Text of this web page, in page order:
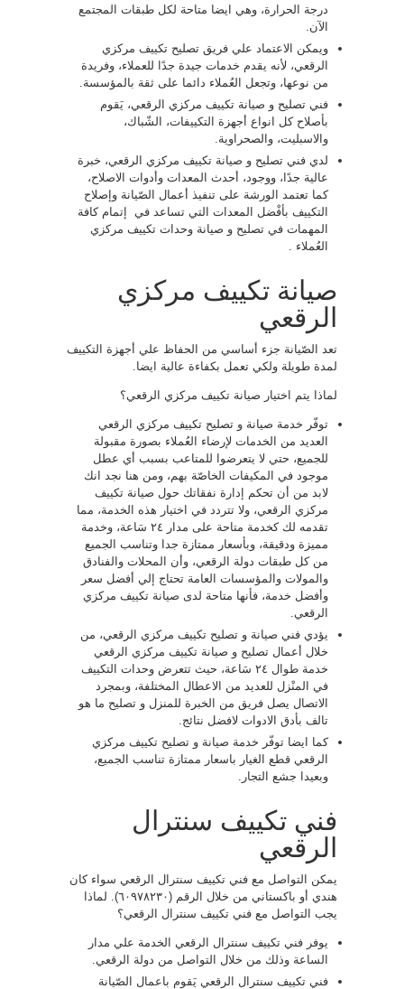
درجة الحرارة، وهي ايضا متاحة لكل طبقات المجتمع
الآن.
ويمكن الاعتماد علي فريق تصليح تكييف مركزي
الرقعي، لأنه يقدم خدمات جيدة جدًا للعملاء، وفريدة
من نوعها، وتجعل العُملاء دائما على ثقة بالمؤسسة.
فني تصليح و صيانة تكييف مركزي الرقعي، يَقوم
بأصلاح كل انواع أجهزة التكييفات، الشّباك،
والاسبليت، والصحراوية.
لدي فني تصليح و صيانة تكييف مركزي الرقعي، خبرة
عالية جدًا، ووجود، أحدث المعدات وأدوات الاصلاح،
كما تعتمد الورشة على تنفيذ أعمال الصّيانة وإصلاح
التكييف بأفْضل المعدات التي تساعد في إتمام كافة
المهمات في تصليح و صيانة وحدات تكييف مركزي
العُملاء .
صيانة تكييف مركزي
الرقعي
تعد الصّيانة جزء أساسي من الحفاظ علي أجهزة التكييف
لمدة طويلة ولكي تعمل بكفاءة عالية ايضا.
لماذا يتم اختيار صيانة تكييف مركزي الرقعي؟
توفّر خدمة صيانة و تصليح تكييف مركزي الرقعي
العديد من الخدمات لإرضاء العُملاء بصورة مقبولة
للجميع، حتي لا يتعرضوا للمتاعب بسبب أي عطل
موجود في المكيفات الخاصّة بهم، ومن هنا نجد انك
لابد من أن تحكم إدارة نفقاتك حول صيانة تكييف
مركزي الرقعي، ولا تتردد في اختيار هذه الخدمة، مما
تقدمه لك كخدمة متاحة على مدار ٢٤ سَاعة، وخدمة
مميزة ودقيقة، وبأسعار ممتازة جدا وتناسب الجميع
من كل طبقات دولة الرقعي، وأن المحلات والفنادق
والمولات والمؤسسات العامة تحتاج إلي أفضل سعر
وأفضل خدمة، فأنها متاحة لدى صيانة تكييف مركزي
الرقعي.
يؤدي فني صيانة و تصليح تكييف مركزي الرقعي، من
خلال أعمال تصليح و صيانة تكييف مركزي الرقعي
خدمة طوال ٢٤ سَاعة، حيث تتعرض وحدات التكييف
في المنْزل للعديد من الاعطال المختلفة، وبمجرد
الاتصال يصل فريق من الخبرة للمنزل و تصليح ما هو
تالف بأدق الادوات لافضل نتائج.
كما ايضا توفّر خدمة صيانة و تصليح تكييف مركزي
الرقعي قطع الغيار باسعار ممتازة تناسب الجميع،
وبعيدا جشع التجار.
فني تكييف سنترال
الرقعي
يمكن التواصل مع فني تكييف سنترال الرقعي سواء كان
هندي أو باكستاني من خلال الرقم (٦٠٩٧٨٢٣٠). لماذا
يجب التواصل مع فني تكييف سنترال الرقعي؟
يوفر فني تكييف سنترال الرقعي الخدمة علي مدار
الساعة وذلك من خلال التواصل من دولة الرقعي.
فني تكييف سنترال الرقعي يَقوم باعمال الصّيانة